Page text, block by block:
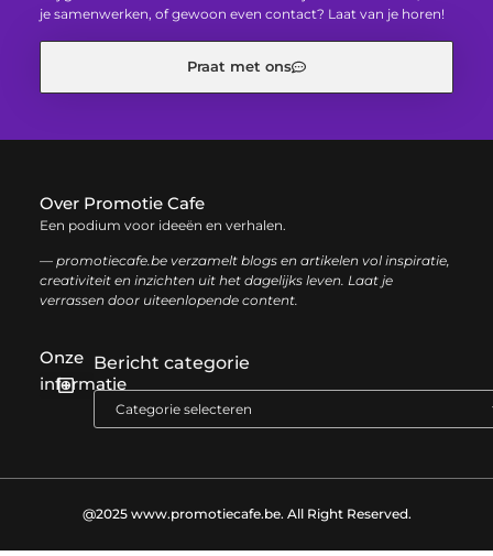
je samenwerken, of gewoon even contact? Laat van je horen!
Praat met ons
Over Promotie Cafe
Een podium voor ideeën en verhalen.
— promotiecafe.be verzamelt blogs en artikelen vol inspiratie,
creativiteit en inzichten uit het dagelijks leven. Laat je
verrassen door uiteenlopende content.
Onze
informatie
Bericht categorie
@2025 www.promotiecafe.be. All Right Reserved.​